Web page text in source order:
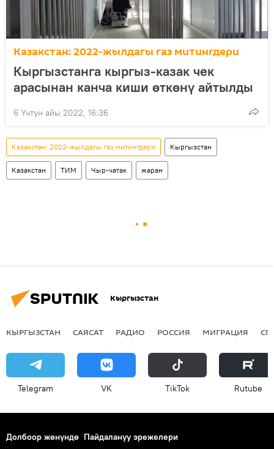
Казакстан: 2022-жылдагы газ митингдери
Кыргызстанга кыргыз-казак чек
арасынан канча киши өткөнү айтылды
6 Үчтүн айы 2022, 16:36
Казакстан: 2022-жылдагы газ митингдери Кыргызстан
Казакстан ТИМ Чыр-чатак жаран
Кыргызстан
КЫРГЫЗСТАН САЯСАТ РАДИО РОССИЯ МИГРАЦИЯ
Telegram VK ТikТоk Rutube
Долбоор жөнүндө Пайдалануу эрежелери